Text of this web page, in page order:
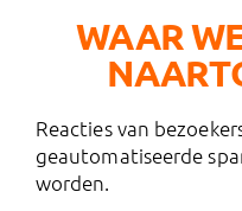
WAAR
Reacties van
geautomatiseerde
worden.